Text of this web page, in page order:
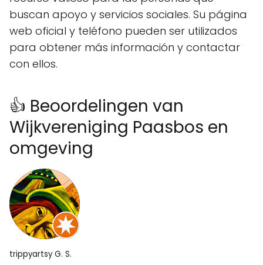
buscan apoyo y servicios sociales. Su página
web oficial y teléfono pueden ser utilizados
para obtener más información y contactar
con ellos.
👍 Beoordelingen van
Wijkvereniging Paasbos en
omgeving
trippyartsy G. S.